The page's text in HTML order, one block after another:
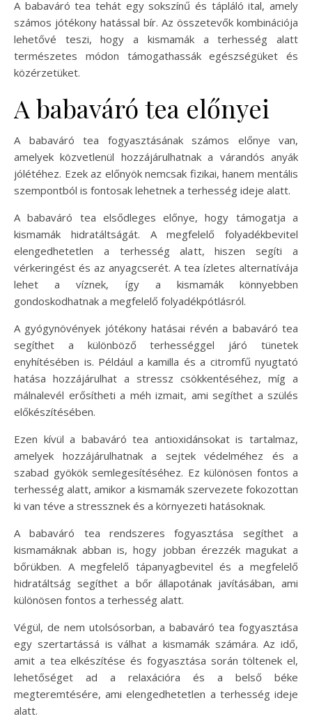
A babaváró tea tehát egy sokszínű és tápláló ital, amely
számos jótékony hatással bír. Az összetevők kombinációja
lehetővé teszi, hogy a kismamák a terhesség alatt
természetes módon támogathassák egészségüket és
közérzetüket.
A babaváró tea előnyei
A babaváró tea fogyasztásának számos előnye van,
amelyek közvetlenül hozzájárulhatnak a várandós anyák
jólétéhez. Ezek az előnyök nemcsak fizikai, hanem mentális
szempontból is fontosak lehetnek a terhesség ideje alatt.
A babaváró tea elsődleges előnye, hogy támogatja a
kismamák hidratáltságát. A megfelelő folyadékbevitel
elengedhetetlen a terhesség alatt, hiszen segíti a
vérkeringést és az anyagcserét. A tea ízletes alternatívája
lehet a víznek, így a kismamák könnyebben
gondoskodhatnak a megfelelő folyadékpótlásról.
A gyógynövények jótékony hatásai révén a babaváró tea
segíthet a különböző terhességgel járó tünetek
enyhítésében is. Például a kamilla és a citromfű nyugtató
hatása hozzájárulhat a stressz csökkentéséhez, míg a
málnalevél erősítheti a méh izmait, ami segíthet a szülés
előkészítésében.
Ezen kívül a babaváró tea antioxidánsokat is tartalmaz,
amelyek hozzájárulhatnak a sejtek védelméhez és a
szabad gyökök semlegesítéséhez. Ez különösen fontos a
terhesség alatt, amikor a kismamák szervezete fokozottan
ki van téve a stressznek és a környezeti hatásoknak.
A babaváró tea rendszeres fogyasztása segíthet a
kismamáknak abban is, hogy jobban érezzék magukat a
bőrükben. A megfelelő tápanyagbevitel és a megfelelő
hidratáltság segíthet a bőr állapotának javításában, ami
különösen fontos a terhesség alatt.
Végül, de nem utolsósorban, a babaváró tea fogyasztása
egy szertartássá is válhat a kismamák számára. Az idő,
amit a tea elkészítése és fogyasztása során töltenek el,
lehetőséget ad a relaxációra és a belső béke
megteremtésére, ami elengedhetetlen a terhesség ideje
alatt.